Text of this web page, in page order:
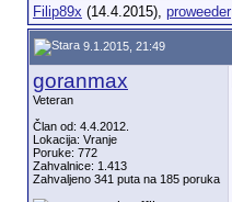
Filip89x (14.4.2015), proweeder
9.1.2015, 21:49
goranmax
Veteran
Član od: 4.4.2012.
Lokacija: Vranje
Poruke: 772
Zahvalnice: 1.413
Zahvaljeno 341 puta na 185 poruka